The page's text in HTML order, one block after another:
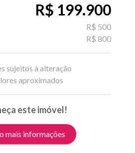
R$ 199.900
R$ 500
R$ 800
sujeitos à alteração
aproximados
este imóvel!
mais informações